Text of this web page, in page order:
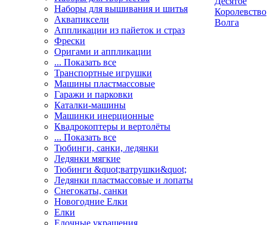
Наборы для вышивания и шитья
Аквапиксели
Аппликации из пайеток и страз
Фрески
Оригами и аппликации
... Показать все
Транспортные игрушки
Машины пластмассовые
Гаражи и парковки
Каталки-машины
Машинки инерционные
Квадрокоптеры и вертолёты
... Показать все
Тюбинги, санки, ледянки
Ледянки мягкие
Тюбинги &quot;ватрушки&quot;
Ледянки пластмассовые и лопаты
Снегокаты, санки
Новогодние Елки
Елки
Елочные украшения